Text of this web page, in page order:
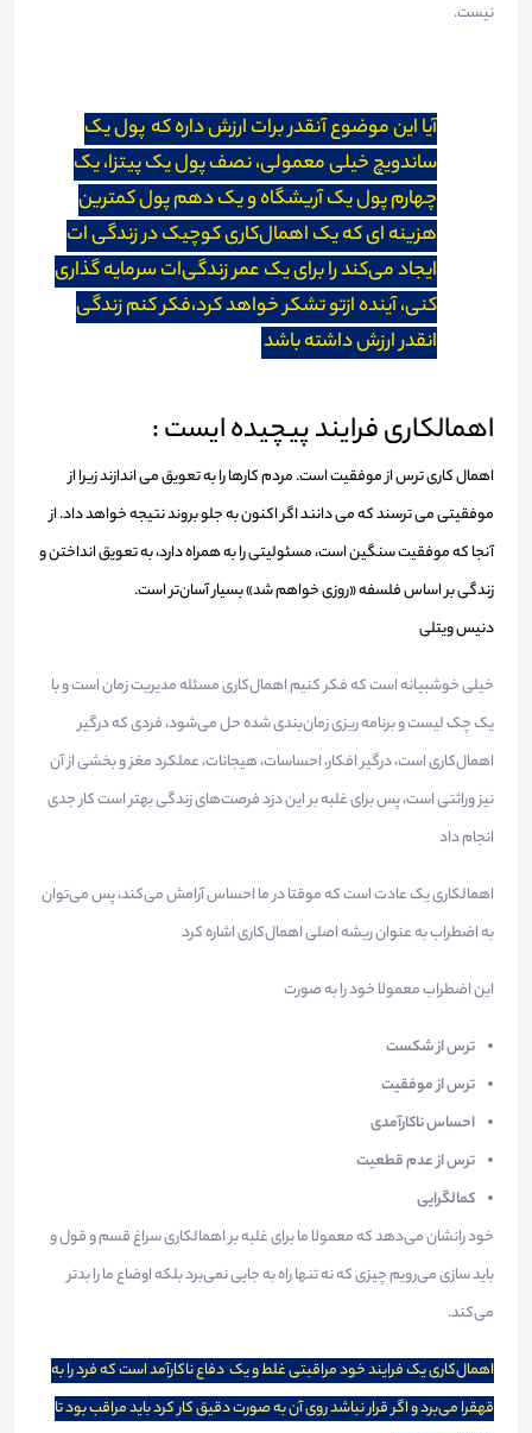
نیست.
آیا این موضوع آنقدر برات ارزش داره که پول یک
ساندویچ خیلی معمولی، نصف پول یک پیتزا، یک
چهارم پول یک آریشگاه و یک دهم پول کمترین
هزینه ای که یک اهمال‌کاری کوچیک در زندگی ات
ایجاد می‌کند را برای یک عمر زندگی‌ات سرمایه گذاری
کنی، آینده ازتو تشکر خواهد کرد،فکر کنم زندگی
انقدر ارزش داشته باشد
اهمالکاری فرایند پیچیده ایست :
اهمال کاری ترس از موفقیت است. مردم کارها را به تعویق می اندازند زیرا از
موفقیتی می ترسند که می دانند اگر اکنون به جلو بروند نتیجه خواهد داد. از
آنجا که موفقیت سنگین است، مسئولیتی را به همراه دارد، به تعویق انداختن و
زندگی بر اساس فلسفه «روزی خواهم شد» بسیار آسان‌تر است.
دنیس ویتلی
خیلی خوشبیانه است که فکر کنیم اهمال‌کاری مسئله مدیریت زمان است و با
یک چک لیست و برنامه ریزی زمان‌بندی شده حل می‌شود، فردی که درگیر
اهمال‌کاری است، درگیر افکار، احساسات، هیجانات، عملکرد مغز و بخشی از آن
نیز وراثتی است، پس برای غلبه بر این دزد فرصت‌های زندگی بهتر است کار جدی
انجام داد
اهمالکاری یک عادت است که موقتا در ما احساس آرامش می‌کند، پس می‌توان
به اضطراب به عنوان ریشه اصلی اهمال‌کاری اشاره کرد
این اضطراب معمولا خود را به صورت
ترس از شکست
ترس از موفقیت
احساس ناکارآمدی
ترس از عدم قطعیت
کمالگرایی
خود رانشان می‌دهد که معمولا ما برای غلبه بر اهمالکاری سراغ قسم و قول و
باید سازی می‌رویم چیزی که نه تنها راه به جایی نمی‌برد بلکه اوضاع ما را بدتر
می‌کند.
اهمال‌کاری یک فرایند خود مراقبتی غلط و یک دفاع ناکارآمد است که فرد را به
قهقرا می‌برد و اگر قرار نباشد روی آن به صورت دقیق کار کرد باید مراقب بود تا